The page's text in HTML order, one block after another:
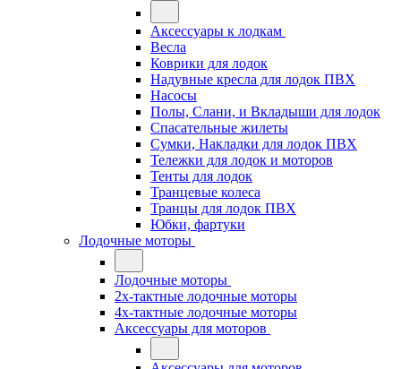
Аксессуары к лодкам
Весла
Коврики для лодок
Надувные кресла для лодок ПВХ
Насосы
Полы, Слани, и Вкладыши для лодок
Спасательные жилеты
Сумки, Накладки для лодок ПВХ
Тележки для лодок и моторов
Тенты для лодок
Транцевые колеса
Транцы для лодок ПВХ
Юбки, фартуки
Лодочные моторы
Лодочные моторы
2х-тактные лодочные моторы
4х-тактные лодочные моторы
Аксессуары для моторов